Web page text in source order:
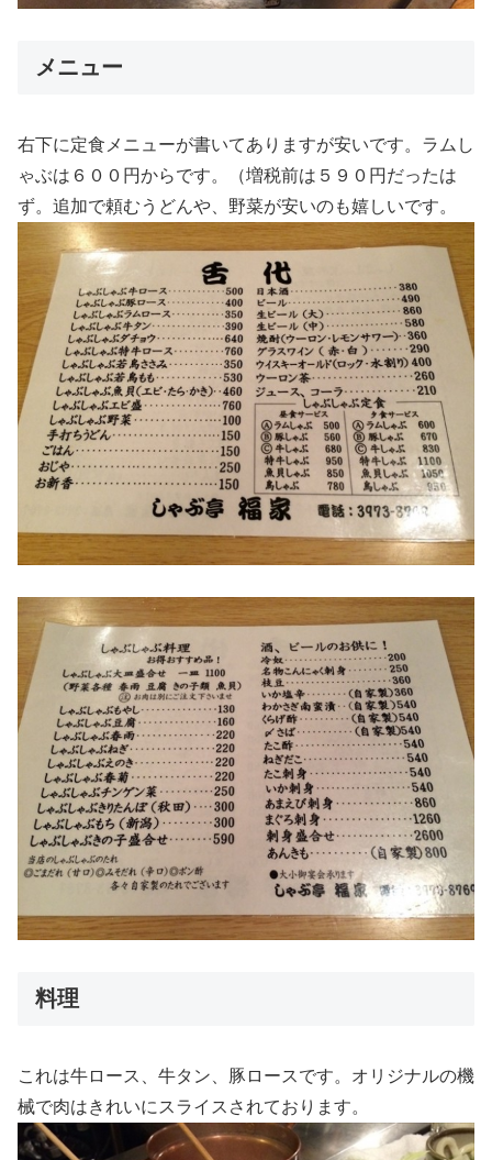
メニュー
右下に定食メニューが書いてありますが安いです。ラムし
ゃぶは６００円からです。（増税前は５９０円だったは
ず。追加で頼むうどんや、野菜が安いのも嬉しいです。
料理
これは牛ロース、牛タン、豚ロースです。オリジナルの機
械で肉はきれいにスライスされております。